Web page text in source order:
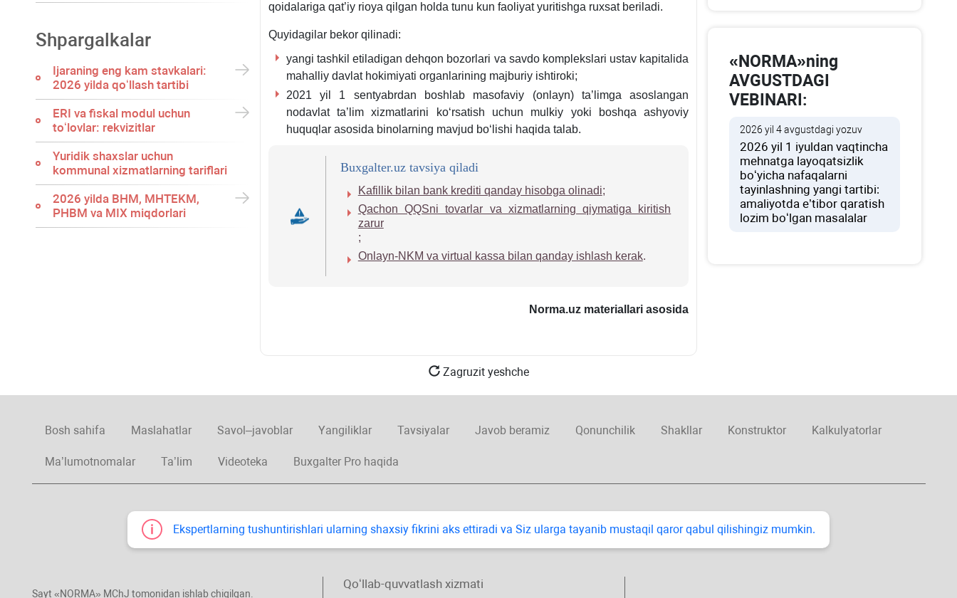
Shpargalkalar
Ijaraning eng kam stavkalari:
2026 yilda qoʻllash tartibi
ERI va fiskal modul uchun
toʻlovlar: rekvizitlar
Yuridik shaхslar uchun
kommunal хizmatlarning tariflari
2026 yilda BHM, MHTEKM,
PHBM va MIX miqdorlari
qoidalariga qat’iy rioya qilgan holda tunu kun faoliyat yuritishga ruхsat beriladi.
Quyidagilar bekor qilinadi:
yangi tashkil etiladigan dehqon bozorlari va savdo komplekslari ustav kapitalida
mahalliy davlat hokimiyati organlarining majburiy ishtiroki;
2021 yil 1 sentyabrdan boshlab masofaviy (onlayn) ta’limga asoslangan
nodavlat ta’lim хizmatlarini koʻrsatish uchun mulkiy yoki boshqa ashyoviy
huquqlar asosida binolarning mavjud boʻlishi haqida talab.
Buxgalter.uz tavsiya qiladi
Kafillik bilan bank krediti qanday hisobga olinadi;
Qachon QQSni tovarlar va хizmatlarning qiymatiga kiritish
zarur
;
Onlayn-NKM va virtual kassa bilan qanday ishlash kerak.
Norma.uz materiallari asosida
Zagruzit yeshche
«NORMA»ning
AVGUSTDAGI
VEBINARI:
2026 yil 4 avgustdagi yozuv
2026 yil 1 iyuldan vaqtincha
mehnatga layoqatsizlik
boʻyicha nafaqalarni
tayinlashning yangi tartibi:
amaliyotda e’tibor qaratish
lozim boʻlgan masalalar
Bosh sahifa Maslahatlar Savol–javoblar Yangiliklar Tavsiyalar Javob beramiz Qonunchilik Shakllar Konstruktor Kalkulyatorlar
Ma’lumotnomalar Ta’lim Videoteka Buxgalter Pro haqida
Ekspertlarning tushuntirishlari ularning shaхsiy fikrini aks ettiradi va Siz ularga tayanib mustaqil qaror qabul qilishingiz mumkin.
Sayt «NORMA» MChJ tomonidan ishlab chiqilgan.
Qoʻllab-quvvatlash хizmati